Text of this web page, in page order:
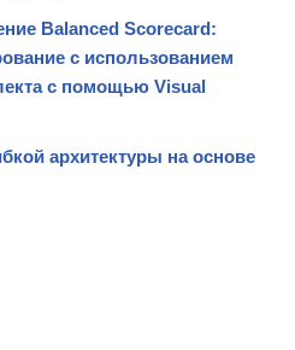
Balanced Scorecard:
с использованием
с помощью Visual
архитектуры на основе